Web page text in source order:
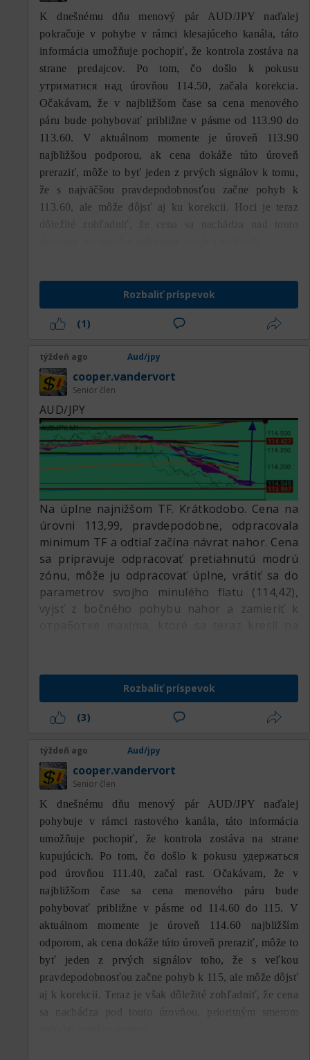
výraznejšie otvorí. Ďalší resistance je na
114,84, čo je najvyšší vrchol za posledné
mesiace a zároveň hlavný resistance. Úspešné
prerazenie tejto oblasti vráti dominanciu
kupujúcim a otvorí priestor pre pokračovanie
dlhodobého rastového trendu.
Na spodnej strane sa prvý support nachádza
na úrovni 111,11, ktorá je v súčasnosti
testovaná cenou. Táto oblasť je dôležitým
počiatočným supportom, pretože sa stala
odrazovým bodom po poslednom predajnom
tlaku. Ak sa cene nepodarí udržať nad touto
úrovňou, predajný tlak môže opäť narásť
pokles. Ak by však bol tento support
prerazený, ďalší cieľ oslabenia sa nachádza na
108,79, čo je hlavný support a zároveň kľúčová
Prerazenie pod túto úroveň bude signálom, že
trhová štruktúra sa zmenila na medvediu s
priestorom pre širší pokles.
Z pohľadu sviečkových formácií je viditeľná
veľká medvedia sviečka, ktorá odráža
dominanciu predajcov v krátkom čase. Túto
sviečku nasleduje sviečka s pomerne dlhým
spodným knôtom, čo naznačuje nákupnú
reakciu, keď cena vstúpila do support zóny.
Takýto vzor často ukazuje, že predajný tlak
začína slabnúť, ale ešte nie je dostatočný na
potvrdenie zmeny smeru. Odraz, ktorý sa
objavil po prudkom poklese, je stále
zadržiavaný pod MA100, takže kupujúci stále
potrebujú silnejší impulz, aby prevzali kontrolu
nad trhom.
pohybu AUD/JPY v najbližších seansách. Ak sa
cene podarí udržať nad supportom 111,11 a
následne preraziť MA100 v okolí 111,85 s
rast smerom k 112,92 sa výrazne zvýši.
Naopak, neudržanie tohto supportu zvýši
pravdepodobnosť, že cena opäť otestuje
109,94 a dokonca otvorí priestor pre hlbší
pokles smerom k 108,79.
Celkovo technická analýza AUD/JPY na dennom
timeframe ukazuje, že trh sa nachádza vo fáze
prechodu po veľmi prudkej korekcii.
Krátkodobý trend je stále ovládaný medvedím
sentimentom, keďže cena je pod MA100, zatiaľ
čo dlhodobý trend je stále relatívne
konštruktívny, pokiaľ cena zostáva nad MA200.
Oblasť 111,85 je dynamický resistance, ktorý
musí byť prerazený na potvrdenie konca
korekčnej fázy, zatiaľ čo 111,11 je dôležitý
K dnešnému dňu menový pár AUD/JPY naďalej
pokračuje v pohybe v rámci klesajúceho kanála, táto
informácia umožňuje pochopiť, že kontrola zostáva na
strane predajcov. Po tom, čo došlo k pokusu
утриматися над úrovňou 114.50, začala korekcia.
Očakávam, že v najbližšom čase sa cena menového
páru bude pohybovať približne v pásme od 113.90 do
113.60. V aktuálnom momente je úroveň 113.90
najbližšou podporou, ak cena dokáže túto úroveň
preraziť, môže to byť jeden z prvých signálov k tomu,
že s najväčšou pravdepodobnosťou začne pohyb k
113.60, ale môže dôjsť aj ku korekcii. Hoci je teraz
dôležité zohľadniť, že cena sa nachádza nad touto
Rozbaliť príspevok
(1)
týždeň ago Aud/jpy
cooper.vandervort
Senior člen
AUD/JPY
Na úplne najnižšom TF. Krátkodobo. Cena na
úrovni 113,99, pravdepodobne, odpracovala
minimum TF a odtiaľ začína návrat nahor. Cena
sa pripravuje odpracovať pretiahnutú modrú
zónu, môže ju odpracovať úplne, vrátiť sa do
parametrov svojho minulého flatu (114,42),
vyjsť z bočného pohybu nahor a zamieriť k
Rozbaliť príspevok
(3)
týždeň ago Aud/jpy
cooper.vandervort
Senior člen
K dnešnému dňu menový pár AUD/JPY naďalej
pohybuje v rámci rastového kanála, táto informácia
umožňuje pochopiť, že kontrola zostáva na strane
kupujúcich. Po tom, čo došlo k pokusu удержаться
pod úrovňou 111.40, začal rast. Očakávam, že v
najbližšom čase sa cena menového páru bude
pohybovať približne v pásme od 114.60 do 115. V
aktuálnom momente je úroveň 114.60 najbližším
odporom, ak cena dokáže túto úroveň preraziť, môže to
byť jeden z prvých signálov toho, že s veľkou
pravdepodobnosťou začne pohyb k 115, ale môže dôjsť
aj k korekcii. Teraz je však dôležité zohľadniť, že cena
sa nachádza pod touto úrovňou, prioritným smerom